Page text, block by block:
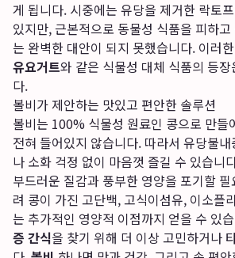
게 됩니다. 시중에는 유당을 제거한 락토
있지만, 근본적으로 동물성 식품을 피하
는 완벽한 대안이 되지 못했습니다. 이러
유요거트와 같은 식물성 대체 식품의 등
다.
볼비가 제안하는 맛있고 편안한 솔루션
볼비는 100% 식물성 원료인 콩으로 만들
전혀 들어있지 않습니다. 따라서 유당불
나 소화 걱정 없이 마음껏 즐길 수 있습니
부드러운 질감과 풍부한 영양을 포기할
려 콩이 가진 고단백, 고식이섬유, 이소플
는 추가적인 영양적 이점까지 얻을 수 있
증 간식을 찾기 위해 더 이상 고민하거나